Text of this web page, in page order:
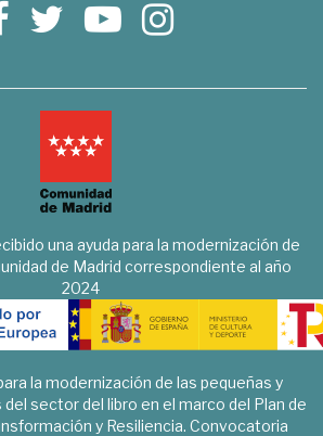
una ayuda para la modernización de
de Madrid correspondiente al año
2024
la modernización de las pequeñas y
sector del libro en el marco del Plan de
y Resiliencia. Convocatoria